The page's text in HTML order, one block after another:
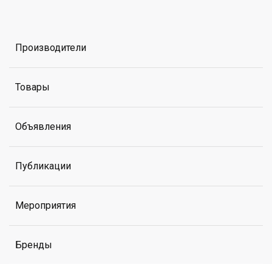
Производители
Товары
Объявления
Публикации
Мероприятия
Бренды